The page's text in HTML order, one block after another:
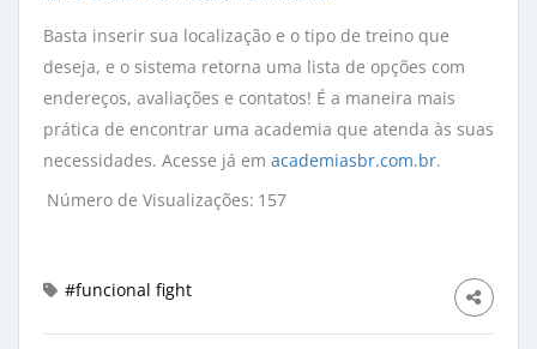
Basta inserir sua localização e o tipo de treino que
deseja, e o sistema retorna uma lista de opções com
endereços, avaliações e contatos! É a maneira mais
prática de encontrar uma academia que atenda às suas
necessidades. Acesse já em academiasbr.com.br.
Número de Visualizações: 157
#funcional fight